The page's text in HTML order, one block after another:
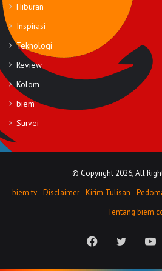
Hiburan
Inspirasi
Teknologi
Review
Kolom
biem
Survei
© Copyright 2026, All
biem.tv Disclaimer Kirim Tulisan
Tentang
FacebookTwitter